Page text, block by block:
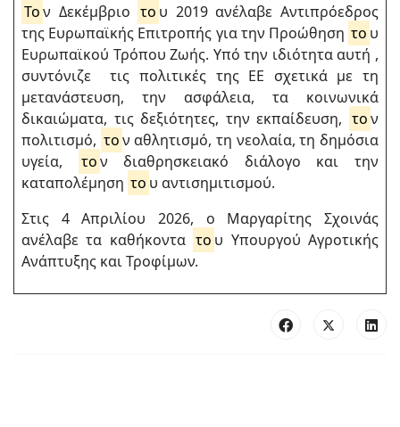
Τον Δεκέμβριο το υ 2019 ανέλαβε Αντιπρόεδρος
της Ευρωπαϊκής Επιτροπής για την Προώθηση το υ
Ευρωπαϊκού Τρόπου Ζωής. Υπό την ιδιότητα αυτή ,
συντόνιζε τις πολιτικές της ΕΕ σχετικά με τη
μετανάστευση, την ασφάλεια, τα κοινωνικά
δικαιώματα, τις δεξιότητες, την εκπαίδευση, τον
πολιτισμό, τον αθλητισμό, τη νεολαία, τη δημόσια
υγεία,
τον διαθρησκειακό διάλογο και την
καταπολέμηση το υ αντισημιτισμού.
Στις 4 Απριλίου 2026, ο Μαργαρίτης Σχοινάς
ανέλαβε τα καθήκοντα το υ Υπουργού Αγροτικής
Ανάπτυξης και Τροφίμων.